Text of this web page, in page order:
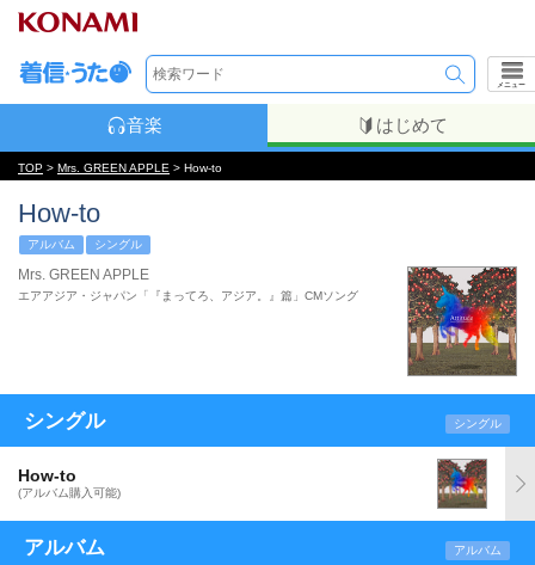
メニュー
音楽 はじめて
TOP > Mrs. GREEN APPLE > How-to
How-to
アルバム シングル
Mrs. GREEN APPLE
エアアジア・ジャパン「『まってろ、アジア。』篇」CMソング
シングル シングル
How-to
(アルバム購入可能)
アルバム アルバム